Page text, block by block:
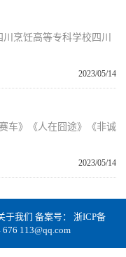
烹饪高等专科学校四川
2023/05/14
车》《人在囧途》《非诚
2023/05/14
于我们 备案号： 浙ICP备
113@qq.com